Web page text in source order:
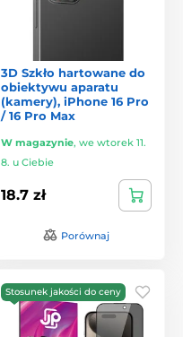
3D Szkło hartowane do
obiektywu aparatu
(kamery), iPhone 16 Pro
/ 16 Pro Max
W magazynie, we wtorek 11.
8. u Ciebie
18.7 zł
Porównaj
Stosunek jakości do ceny